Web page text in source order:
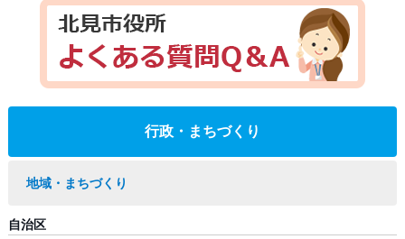
行政・まちづくり
地域・まちづくり
自治区